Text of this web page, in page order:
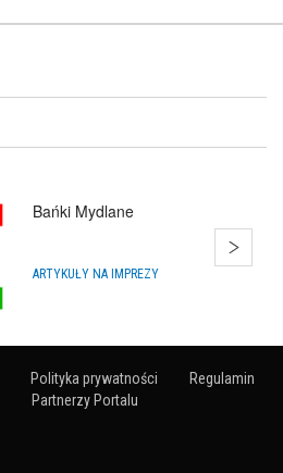
Bańki Mydlane
ARTYKUŁY NA IMPREZY
Polityka prywatności
Regulamin
Partnerzy Portalu